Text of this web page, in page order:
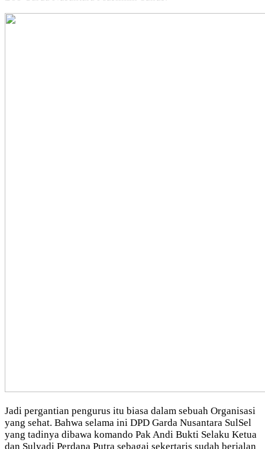
Jadi pergantian pengurus itu biasa dalam sebuah Organisasi
yang sehat. Bahwa selama ini DPD Garda Nusantara SulSel
yang tadinya dibawa komando Pak Andi Bukti Selaku Ketua
dan Sulyadi Perdana Putra sebagai sekertaris sudah berjalan